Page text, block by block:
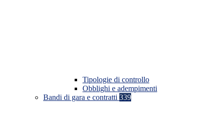
Tipologie di controllo
Obblighi e adempimenti
Bandi di gara e contratti 339